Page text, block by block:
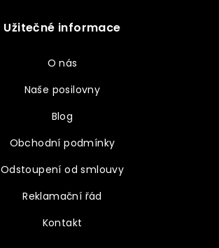
Užitečné informace
O nás
Naše posilovny
Blog
Obchodní podmínky
Odstoupení od smlouvy
Reklamační řád
Kontakt